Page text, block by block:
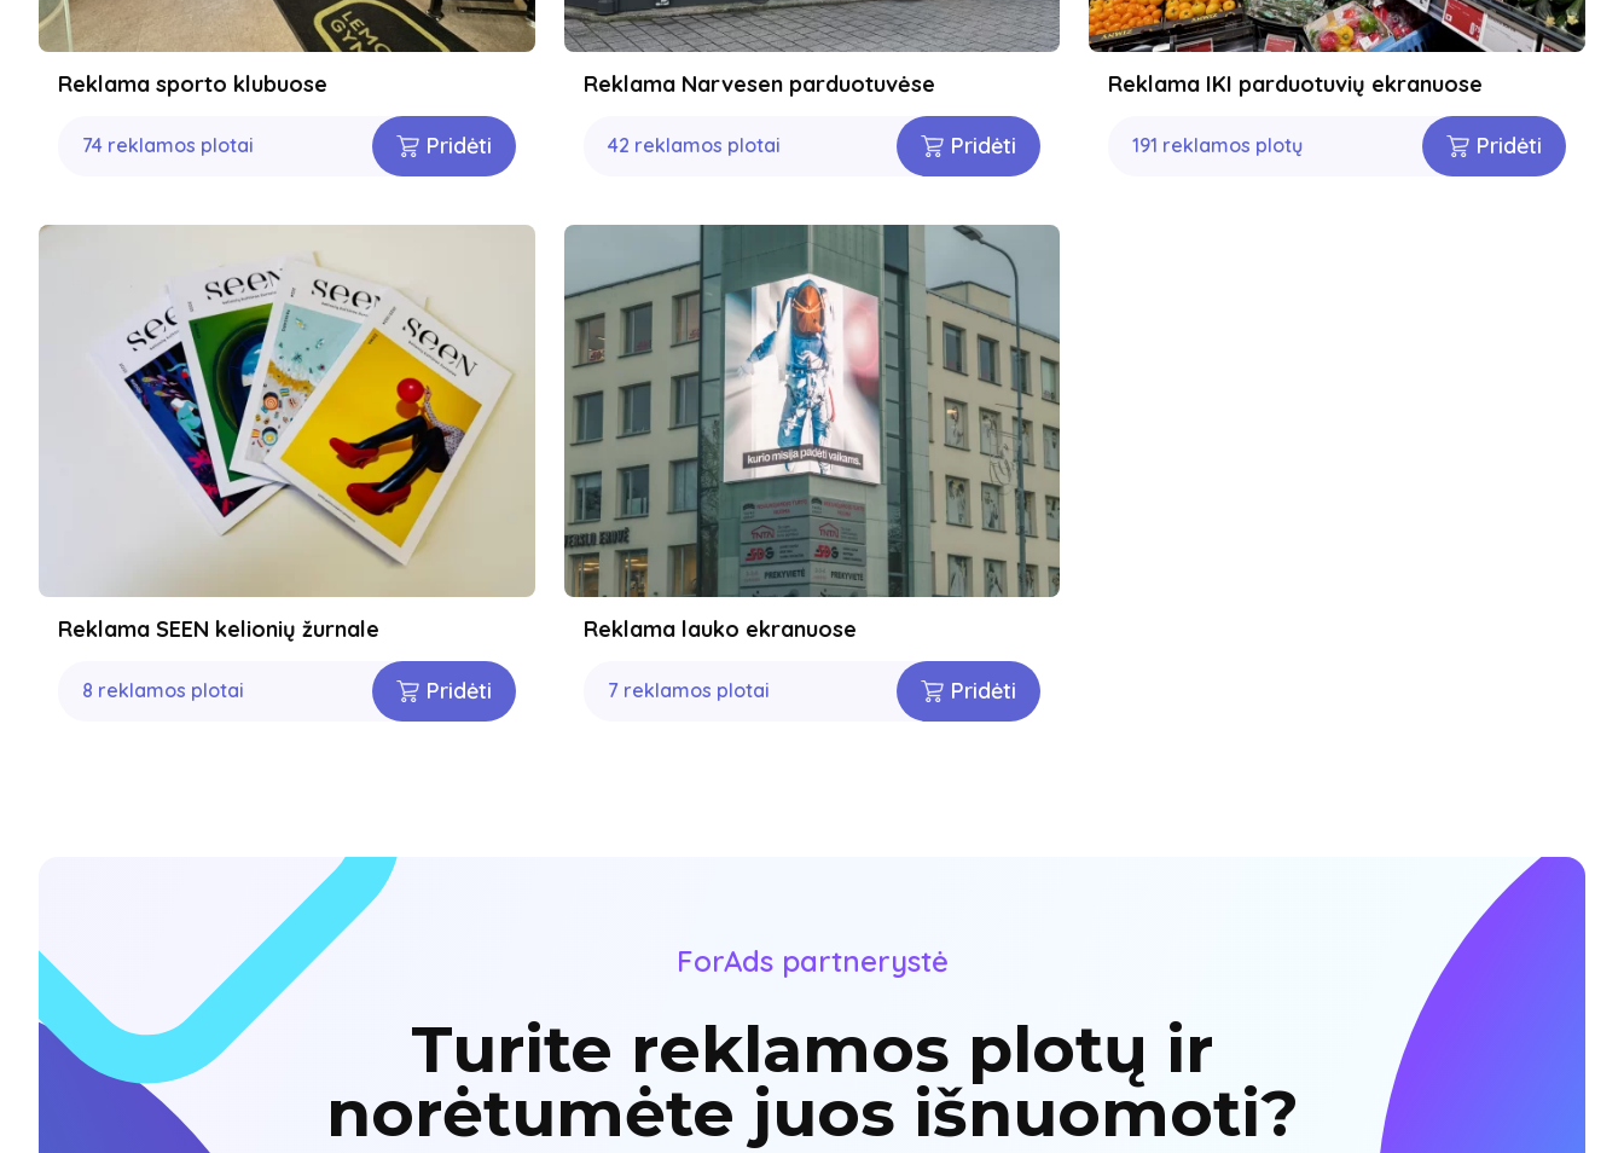
Reklama sporto klubuose
74 reklamos plotai Pridėti
Reklama Narvesen parduotuvėse
42 reklamos plotai Pridėti
Reklama IKI parduotuvių ekranuose
191 reklamos plotų Pridėti
Reklama SEEN kelionių žurnale
8 reklamos plotai Pridėti
Reklama lauko ekranuose
7 reklamos plotai Pridėti
ForAds partnerystė
Turite reklamos plotų ir
norėtumėte juos išnuomoti?